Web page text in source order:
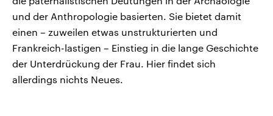
und der Anthropologie basierten. Sie bietet damit
einen – zuweilen etwas unstrukturierten und
Frankreich-lastigen – Einstieg in die lange Geschichte
der Unterdrückung der Frau. Hier findet sich
allerdings nichts Neues.